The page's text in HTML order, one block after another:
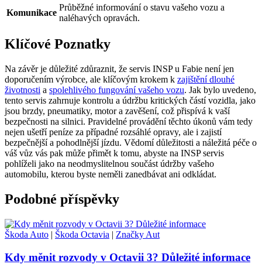
Komunikace
Průběžné informování o stavu vašeho vozu a
naléhavých opravách.
Klíčové Poznatky
Na závěr je důležité zdůraznit, že servis INSP u Fabie není jen
doporučením výrobce, ale klíčovým krokem k zajištění dlouhé
životnosti a spolehlivého fungování vašeho vozu. Jak bylo uvedeno,
tento servis zahrnuje kontrolu a údržbu kritických částí vozidla, jako
jsou brzdy, pneumatiky, motor a zavěšení, což přispívá k vaší
bezpečnosti na silnici. Pravidelné provádění těchto úkonů vám tedy
nejen ušetří peníze za případné rozsáhlé opravy, ale i zajistí
bezpečnější a pohodlnější jízdu. Vědomí důležitosti a náležitá péče o
váš vůz vás pak může přimět k tomu, abyste na INSP servis
pohlíželi jako na neodmyslitelnou součást údržby vašeho
automobilu, kterou byste neměli zanedbávat ani odkládat.
Podobné příspěvky
Škoda Auto | Škoda Octavia | Značky Aut
Kdy měnit rozvody v Octavii 3? Důležité informace